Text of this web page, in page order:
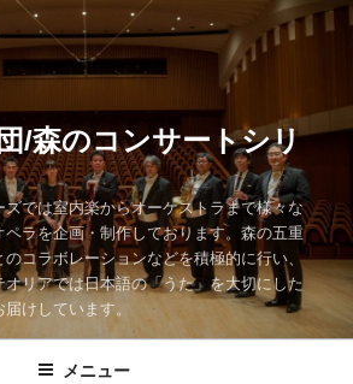
/森のコンサートシリ
では室内楽からオーケストラまで様々な
ラを企画・制作しております。森の五重
コラボレーションなどを積極的に行い、
オリアでは日本語の「うた」を大切にした
けしています。
メニュー